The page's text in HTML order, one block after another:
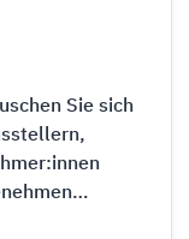
Sie sich